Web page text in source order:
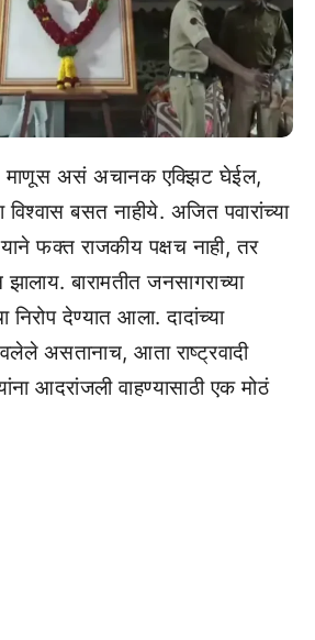
माणूस असं अचानक एक्झिट घेईल,
बसत नाहीये. अजित पवारांच्या
फक्त राजकीय पक्षच नाही, तर
बारामतीत जनसागराच्या
निरोप देण्यात आला. दादांच्या
असतानाच, आता राष्ट्रवादी
आदरांजली वाहण्यासाठी एक मोठं